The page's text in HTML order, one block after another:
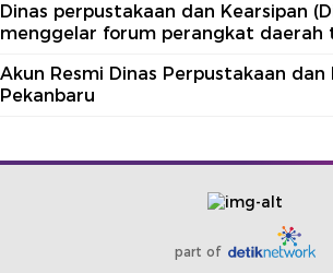
Dinas perpustakaan dan Kearsipan
menggelar forum perangkat daerah
Akun Resmi Dinas Perpustakaan dan
Pekanbaru
part of